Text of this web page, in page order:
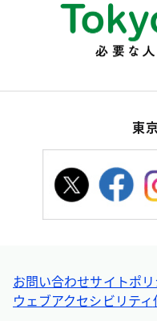
東
お問い合わせサイトポ
ウェブアクセシビリティ